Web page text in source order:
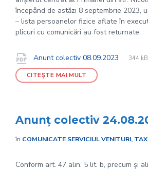
începând de astăzi 8 septembrie 2023,
– lista persoanelor fizice aflate în
plicuri cu comunicări au fost returnate.
Documente
Anunt colectiv 08.09.2023
File
pdf
File
344 kB
CITEȘTE MAI MULT
Anunț colectiv
în COMUNICATE SERVICIUL VENITURI,
Conform art. 47 alin. 5 lit. b, precum și